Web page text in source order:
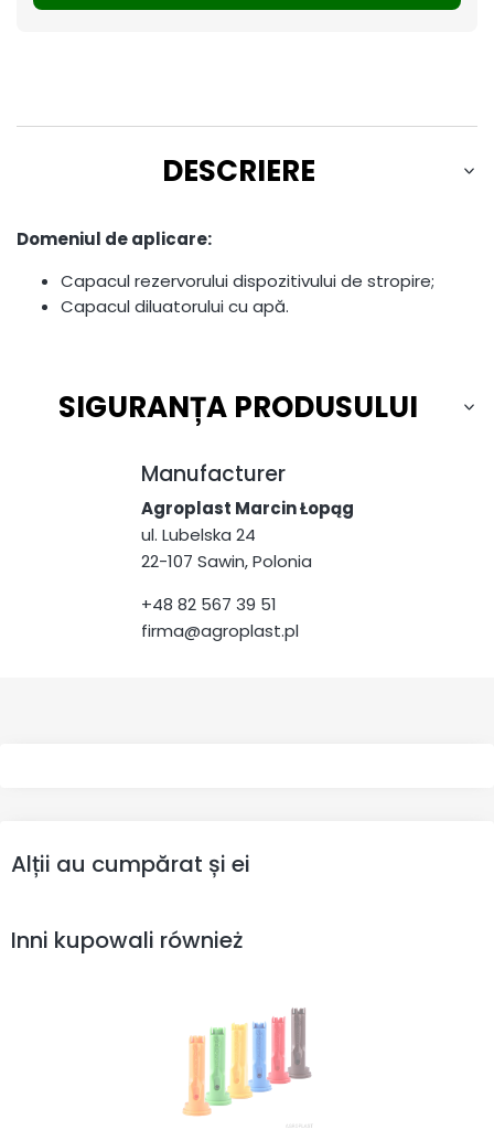
DESCRIERE
Domeniul de aplicare:
Capacul rezervorului dispozitivului de stropire;
Capacul diluatorului cu apă.
SIGURANȚA PRODUSULUI
Manufacturer
Agroplast Marcin Łopąg
ul. Lubelska 24
22-107 Sawin, Polonia
+48 82 567 39 51
firma@agroplast.pl
Alții au cumpărat și ei
Inni kupowali również